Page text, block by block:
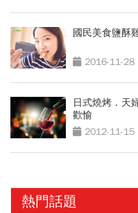
國民美食鹽酥
2016-11-28
日式燒烤．天
歡愉
2012-11-15
熱門話題